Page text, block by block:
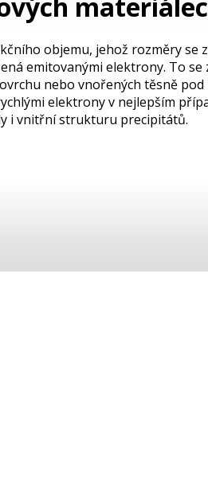
objemu, jehož rozměry se
emitovanými elektrony. To
nebo vnořených těsně
elektrony v nejlepším
i vnitřní strukturu precipitátů.